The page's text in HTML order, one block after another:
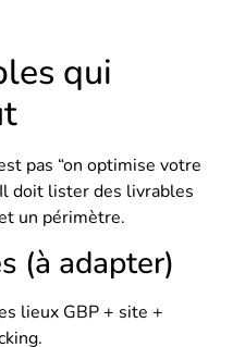
qui
pas “on optimise votre
doit lister des livrables
un périmètre.
(à adapter)
lieux GBP + site +